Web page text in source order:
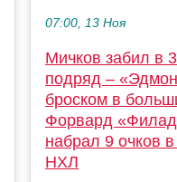
07:00, 13 Ноя
Мичков забил в
подряд –
броском в
Форвард
набрал 9 очков
НХЛ